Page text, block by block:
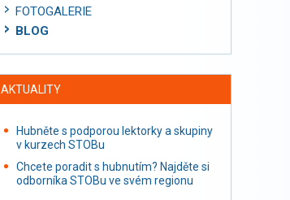
FOTOGALERIE
BLOG
AKTUALITY
Hubněte s podporou lektorky a skupiny
v kurzech STOBu
Chcete poradit s hubnutím? Najděte si
odborníka STOBu ve svém regionu